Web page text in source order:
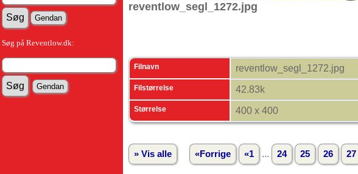
Søg på Reventlow.dk:
reventlow_segl_1272.jpg
Filnavn reventlow_segl_1272.jpg
Filstørrelse 42.83k
Størrelse 400 x 400
» Vis alle «Forrige «1 ... 24 25 26 27